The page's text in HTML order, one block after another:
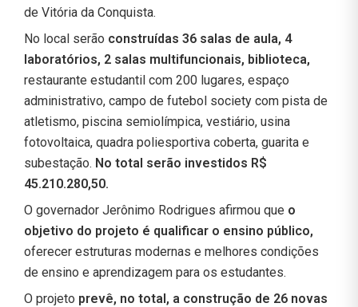
de Vitória da Conquista.
No local serão construídas 36 salas de aula, 4
laboratórios, 2 salas multifuncionais, biblioteca,
restaurante estudantil com 200 lugares, espaço
administrativo, campo de futebol society com pista de
atletismo, piscina semiolímpica, vestiário, usina
fotovoltaica, quadra poliesportiva coberta, guarita e
subestação. No total serão investidos R$
45.210.280,50.
O governador Jerônimo Rodrigues afirmou que o
objetivo do projeto é qualificar o ensino público,
oferecer estruturas modernas e melhores condições
de ensino e aprendizagem para os estudantes.
O projeto prevê, no total, a construção de 26 novas